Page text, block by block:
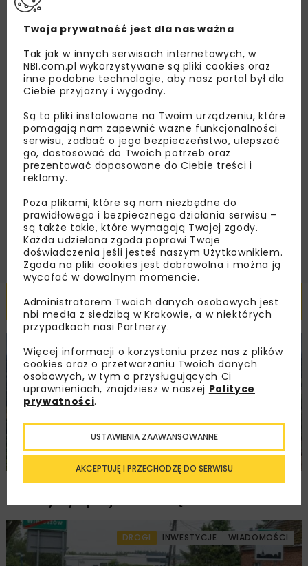
Lubisz wiedzieć więcej?
Zapisz się do newslettera aby otrzymywać od
nas najlepsze informacje branżowe,
zaproszenia na wydarzenia, atrakcyjne oferty i
dedykowane akcje specjalne.
Zapoznałam/em się zPolityką Prywatności
Regulaminemoraz wyrażam zgodę na otrzymywanie na
podany przeze mnie adres e-mail korespondencji
handlowej w postaci newslettera.
ZAPISZ MNIE
Powiązane artykuły
KOLEJ WIADOMOŚCI INWESTYCJE
PKP PLK ogłosiły przetarg na odcinek Gdów
DROGI INWESTYCJE WIADOMOŚCI
Twoja prywatność jest dla nas ważna
Tak jak w innych serwisach internetowych, w
NBI.com.pl wykorzystywane są pliki cookies oraz
inne podobne technologie, aby nasz portal był dla
Ciebie przyjazny i wygodny.
Są to pliki instalowane na Twoim urządzeniu, które
pomagają nam zapewnić ważne funkcjonalności
serwisu, zadbać o jego bezpieczeństwo, ulepszać
go, dostosować do Twoich potrzeb oraz
prezentować dopasowane do Ciebie treści i
reklamy.
Poza plikami, które są nam niezbędne do
prawidłowego i bezpiecznego działania serwisu –
są także takie, które wymagają Twojej zgody.
Każda udzielona zgoda poprawi Twoje
doświadczenia jeśli jesteś naszym Użytkownikiem.
Zgoda na pliki cookies jest dobrowolna i można ją
wycofać w dowolnym momencie.
Administratorem Twoich danych osobowych jest
nbi med!a z siedzibą w Krakowie, a w niektórych
przypadkach nasi Partnerzy.
Więcej informacji o korzystaniu przez nas z plików
cookies oraz o przetwarzaniu Twoich danych
osobowych, w tym o przysługujących Ci
uprawnieniach, znajdziesz w naszej Polityce
prywatności.
AKCEPTUJĘ I PRZECHODZĘ DO SERWISU
USTAWIENIA ZAAWANSOWANNE